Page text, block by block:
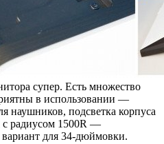
супер. Есть множество
в использовании —
наушников, подсветка корпуса
с радиусом 1500R —
для 34-дюймовки.